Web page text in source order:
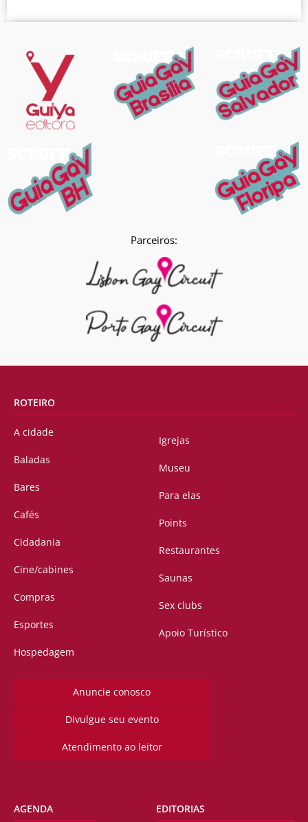
Parceiros:
ROTEIRO
A cidade
Baladas
Bares
Cafés
Cidadania
Cine/cabines
Compras
Esportes
Hospedagem
Igrejas
Museu
Para elas
Points
Restaurantes
Saunas
Sex clubs
Apoio Turístico
Anuncie conosco
Divulgue seu evento
Atendimento ao leitor
AGENDA EDITORIAS